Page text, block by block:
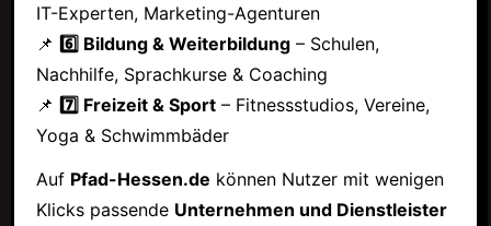
IT-Experten, Marketing-Agenturen
📌 6️⃣ Bildung & Weiterbildung– Schulen,
Nachhilfe, Sprachkurse & Coaching
📌 7️⃣ Freizeit & Sport– Fitnessstudios, Vereine,
Yoga & Schwimmbäder
Auf Pfad-Hessen.de können Nutzer mit wenigen
Klicks passende Unternehmen und Dienstleister